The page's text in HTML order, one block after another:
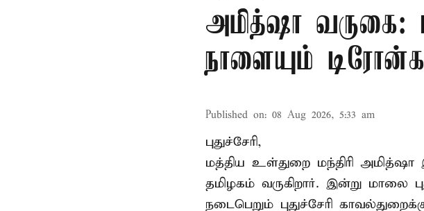
அமித்ஷா வருகை:
நாளையும்
Published on: 08 Aug 2026, 5:33 am
புதுச்சேரி,
மத்திய உள்துறை மந்திரி அமித்ஷா
தமிழகம் வருகிறார். இன்று மாலை
நடைபெறும் புதுச்சேரி